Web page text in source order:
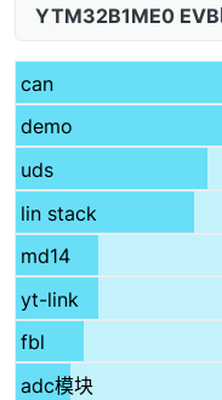
YTM32B1ME0 EVB
can
demo
uds
lin stack
md14
yt-link
fbl
adc模块